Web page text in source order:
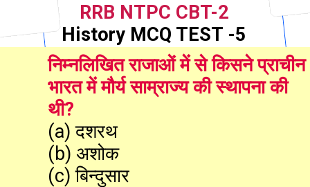
निम्नलिखित राजाओं में से किसने प्राचीन
भारत में मौर्य साम्राज्य की स्थापना की
थी?
(a) दशरथ
(b) अशोक
(c) बिन्दुसार
RRB NTPC CBT-2
History MCQ TEST -5